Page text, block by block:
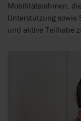
Mobilitätsrahmen,
Unterstützung
und aktive Teilhabe